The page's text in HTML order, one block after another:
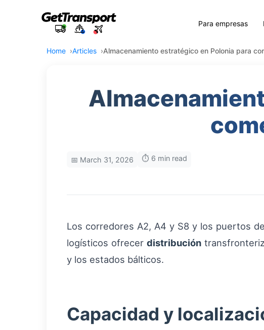
Para empresas
Home Articles Almacenamiento estratégico en Polonia para
📅 March 31, 2026 ⏱️ 6 min read
Los corredores A2, A4 y S8 y los puertos
logísticos ofrecer distribución
y los estados bálticos.
Capacidad y